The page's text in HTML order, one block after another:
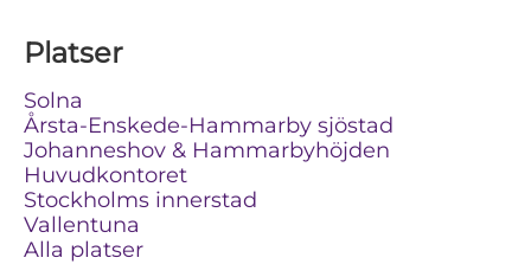
Platser
Solna
Årsta-Enskede-Hammarby sjöstad
Johanneshov & Hammarbyhöjden
Huvudkontoret
Stockholms innerstad
Vallentuna
Alla platser